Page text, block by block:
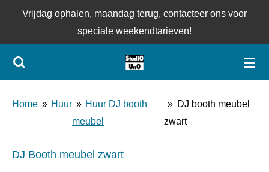
de
hoofdinhoud
Vrijdag ophalen, maandag terug, contacteer ons voor
speciale weekendtarieven!
Home » Huur » Huur DJ booth
meubel
» DJ booth meubel
zwart
DJ Booth meubel zwart